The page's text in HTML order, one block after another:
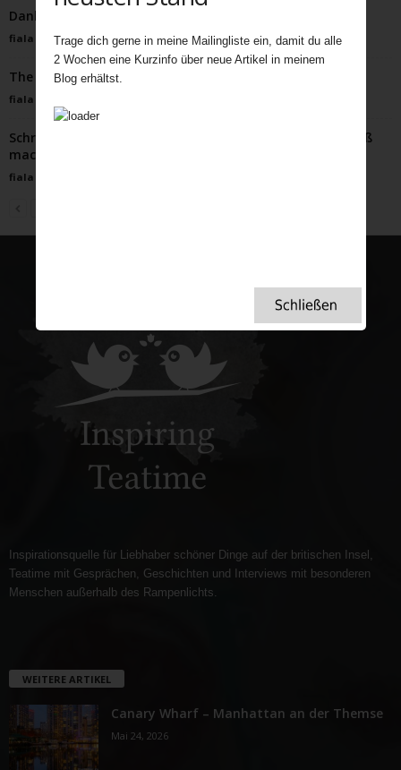
Dank Schokoladen-Beeren-Trifle im siebten Himmel
fiala Mai 10, 2022
The Shipping Forecast
fiala
Schräge britische Weihnachtstraditionen, die richtig Spaß
machen
fiala
Inspirationsquelle für Liebhaber schöner Dinge auf der britischen Insel,
Teatime mit Gesprächen, Geschichten und Interviews mit besonderen
Menschen außerhalb des Rampenlichts.
WEITERE ARTIKEL
Canary Wharf – Manhattan an der Themse
Mai 24, 2026
Trage dich gerne in meine Mailingliste ein, damit du alle
2 Wochen eine Kurzinfo über neue Artikel in meinem
Blog erhältst.